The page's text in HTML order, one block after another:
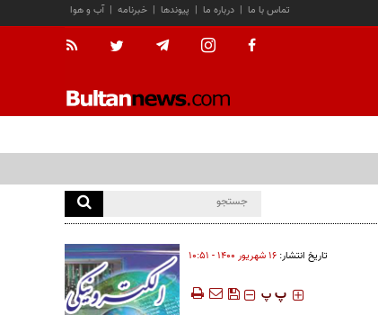
آب و هوا | خبرنامه | پیوندها | درباره ما | تماس با ما
تاریخ انتشار: ۱۶ شهريور ۱۴۰۰ - ۱۰:۵۱
‍‍‍ پ پ